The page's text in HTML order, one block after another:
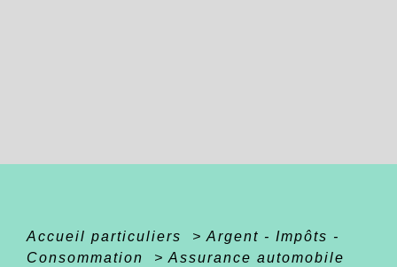
Accueil particuliers > Argent - Impôts -
Consommation
> Assurance automobile